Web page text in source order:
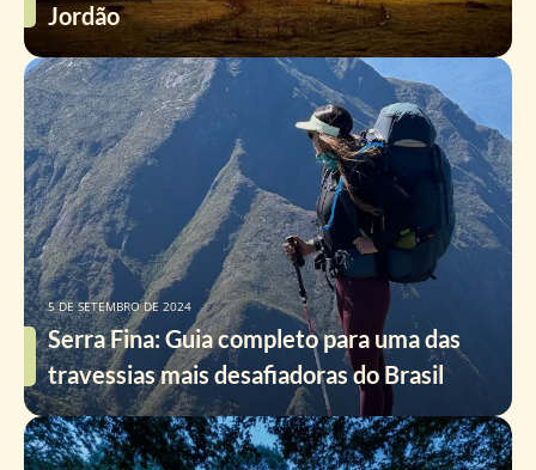
Jordão
Serra Fina: Guia completo para uma das
travessias mais desafiadoras do Brasil
5 DE SETEMBRO DE 2024